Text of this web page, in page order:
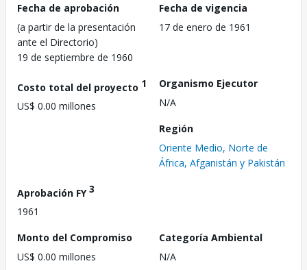
Fecha de aprobación
(a partir de la presentación
ante el Directorio)
19 de septiembre de 1960
Fecha de vigencia
17 de enero de 1961
Costo total del proyecto 1
US$ 0.00 millones
Organismo Ejecutor
N/A
Región
Oriente Medio, Norte de
África, Afganistán y Pakistán
Aprobación FY3
1961
Monto del Compromiso
US$ 0.00 millones
Categoría Ambiental
N/A